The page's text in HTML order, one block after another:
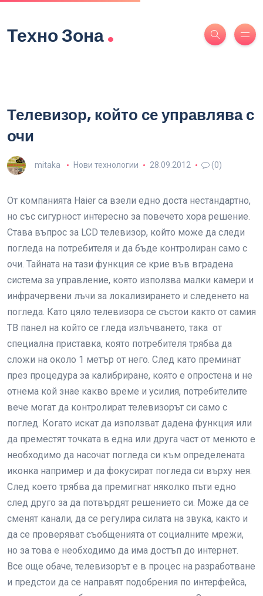
Техно Зона.
Телевизор, който се управлява с
очи
mitaka Нови технологии 28.09.2012 (0)
От компанията Haier са взели едно доста нестандартно,
но със сигурност интересно за повечето хора решение.
Става въпрос за LCD телевизор, който може да следи
погледа на потребителя и да бъде контролиран само с
очи. Тайната на тази функция се крие във вградена
система за управление, която използва малки камери и
инфрачервени лъчи за локализирането и следенето на
погледа. Като цяло телевизора се състои както от самия
ТВ панел на който се гледа излъчването, така от
специална приставка, която потребителя трябва да
сложи на около 1 метър от него. След като преминат
през процедура за калибриране, която е опростена и не
отнема кой знае какво време и усилия, потребителите
вече могат да контролират телевизорът си само с
поглед. Когато искат да използват дадена функция или
да преместят точката в една или друга част от менюто е
необходимо да насочат погледа си към определената
иконка например и да фокусират погледа си върху нея.
След което трябва да премигнат няколко пъти едно
след друго за да потвърдят решението си. Може да се
сменят канали, да се регулира силата на звука, както и
да се проверяват съобщенията от социалните мрежи,
но за това е необходимо да има достъп до интернет.
Все още обаче, телевизорът е в процес на разработване
и предстои да се направят подобрения по интерфейса,